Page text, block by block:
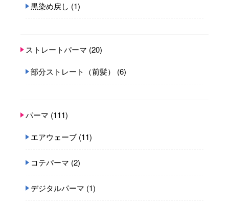
黒染め戻し (1)
ストレートパーマ (20)
部分ストレート（前髪） (6)
パーマ (111)
エアウェーブ (11)
コテパーマ (2)
デジタルパーマ (1)